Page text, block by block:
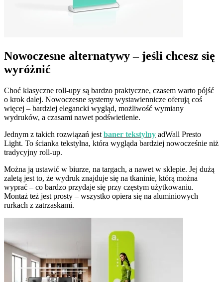
Nowoczesne alternatywy – jeśli chcesz się
wyróżnić
Choć klasyczne roll-upy są bardzo praktyczne, czasem warto pójść
o krok dalej. Nowoczesne systemy wystawiennicze oferują coś
więcej – bardziej elegancki wygląd, możliwość wymiany
wydruków, a czasami nawet podświetlenie.
Jednym z takich rozwiązań jest baner tekstylny adWall Presto
Light. To ścianka tekstylna, która wygląda bardziej nowocześnie niż
tradycyjny roll-up.
Można ją ustawić w biurze, na targach, a nawet w sklepie. Jej dużą
zaletą jest to, że wydruk znajduje się na tkaninie, którą można
wyprać – co bardzo przydaje się przy częstym użytkowaniu.
Montaż też jest prosty – wszystko opiera się na aluminiowych
rurkach z zatrzaskami.